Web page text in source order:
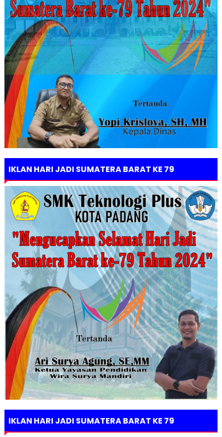
IKLAN HARI JADI SUMATERA BARAT KE 79
IKLAN HARI JADI SUMATERA BARAT KE 79